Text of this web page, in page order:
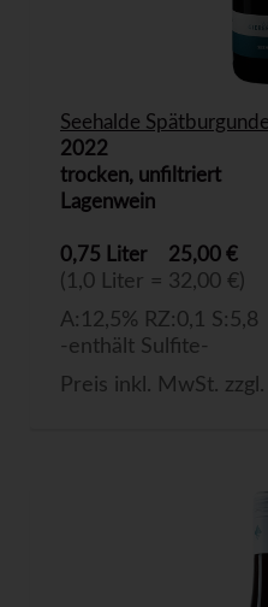
Seehalde
2022
trocken, unfiltriert
Lagenwein
0,75 Liter 25,00 €
(1,0 Liter = 32,00 €)
A:12,5% RZ:0,1 S:5,8
-enthält Sulfite-
Preis inkl. MwSt. zzgl.